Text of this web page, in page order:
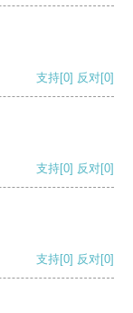
支持[0] 反对[0]
支持[0] 反对[0]
支持[0] 反对[0]